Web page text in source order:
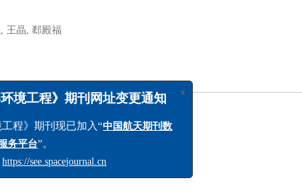
, 王晶, 郄殿福
程》期刊网址变更通知
期刊现已加入“
”。